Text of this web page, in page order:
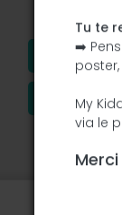
Tu te
➡️
My
via le